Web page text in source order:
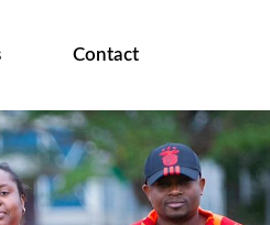
Contact